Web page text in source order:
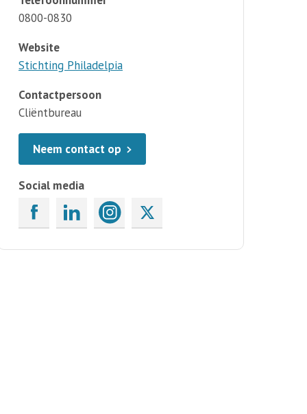
0800-0830
Website
Stichting Philadelpia
Contactpersoon
Cliëntbureau
Neem contact op
Social media